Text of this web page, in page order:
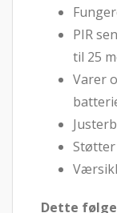
PIR
til 25
Varer
Støtter
Dette